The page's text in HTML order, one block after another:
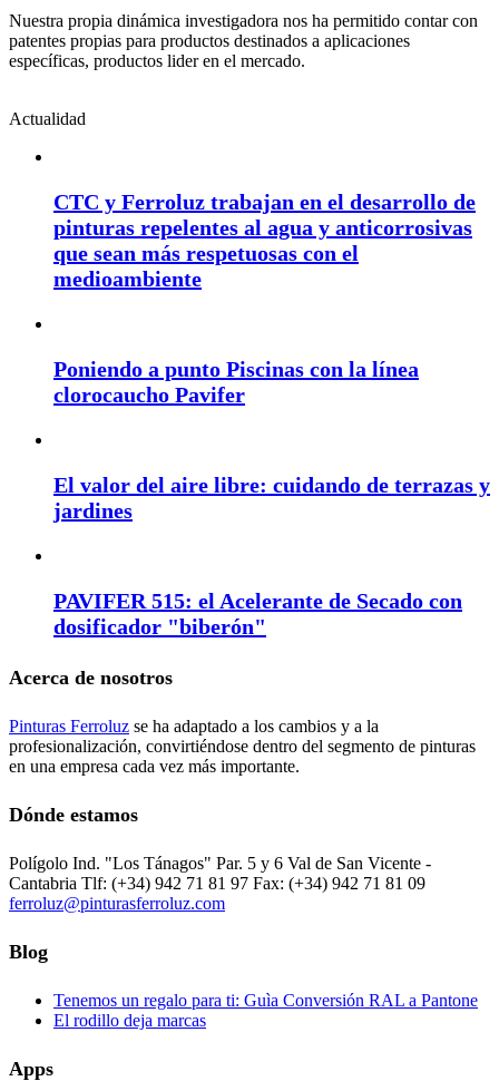
Nuestra propia dinámica investigadora nos ha permitido contar con
patentes propias para productos destinados a aplicaciones
específicas, productos lider en el mercado.
Actualidad
CTC y Ferroluz trabajan en el desarrollo de
pinturas repelentes al agua y anticorrosivas
que sean más respetuosas con el
medioambiente
Poniendo a punto Piscinas con la línea
clorocaucho Pavifer
El valor del aire libre: cuidando de terrazas y
jardines
PAVIFER 515: el Acelerante de Secado con
dosificador "biberón"
Acerca de nosotros
Pinturas Ferroluz se ha adaptado a los cambios y a la
profesionalización, convirtiéndose dentro del segmento de pinturas
en una empresa cada vez más importante.
Dónde estamos
Polígolo Ind. "Los Tánagos" Par. 5 y 6 Val de San Vicente -
Cantabria Tlf: (+34) 942 71 81 97 Fax: (+34) 942 71 81 09
ferroluz@pinturasferroluz.com
Blog
Tenemos un regalo para ti: Guìa Conversión RAL a Pantone
El rodillo deja marcas
Apps